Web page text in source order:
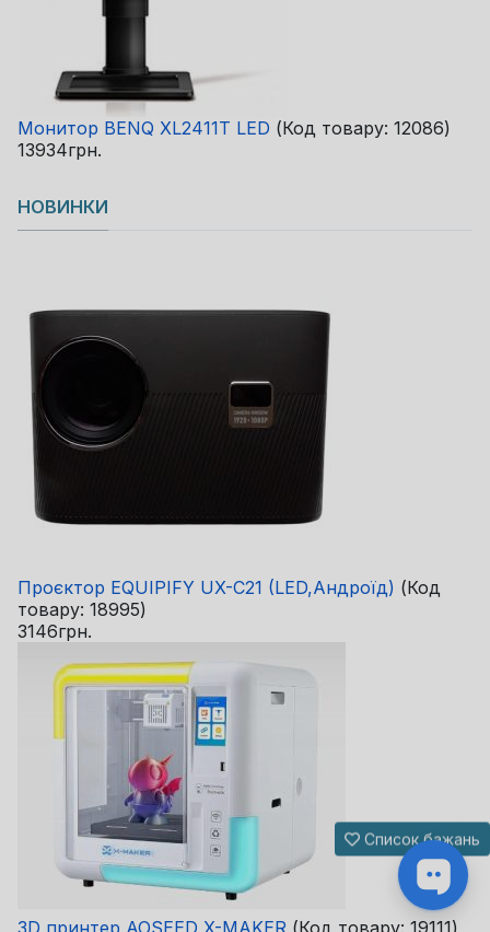
Монитор BENQ XL2411T LED (Код товару: 12086)
13934грн.
НОВИНКИ
Проєктор EQUIPIFY UX-C21 (LED,Андроїд) (Код
товару: 18995)
3146грн.
3D принтер AOSEED X-MAKER (Код товару: 19111)
Список бажань